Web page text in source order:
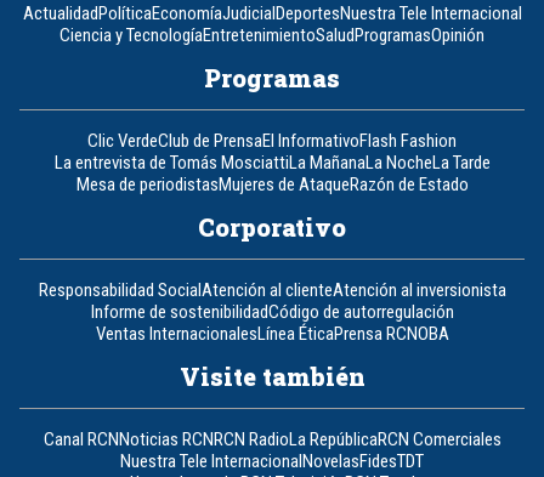
ActualidadPolíticaEconomíaJudicialDeportesNuestra Tele Internacional
Ciencia y TecnologíaEntretenimientoSaludProgramasOpinión
Programas
Clic VerdeClub de PrensaEl InformativoFlash Fashion
La entrevista de Tomás MosciattiLa MañanaLa NocheLa Tarde
Mesa de periodistasMujeres de AtaqueRazón de Estado
Corporativo
Responsabilidad SocialAtención al clienteAtención al inversionista
Informe de sostenibilidadCódigo de autorregulación
Ventas InternacionalesLínea ÉticaPrensa RCNOBA
Visite también
Canal RCNNoticias RCNRCN RadioLa RepúblicaRCN Comerciales
Nuestra Tele InternacionalNovelasFidesTDT